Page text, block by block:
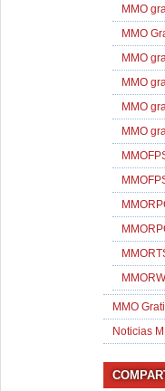
MMO
MMO
MMO
MMO
MMO
MMO
MMO
Noticias